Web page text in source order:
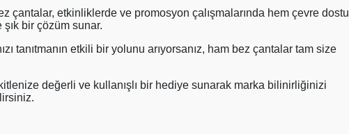
çantalar, etkinliklerde ve promosyon çalışmalarında hem çevre dostu
şık bir çözüm sunar.
tanıtmanın etkili bir yolunu arıyorsanız, ham bez çantalar tam size
değerli ve kullanışlı bir hediye sunarak marka bilinirliğinizi